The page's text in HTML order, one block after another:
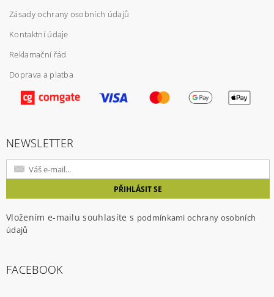
Vložením hodnocení souhlasíte spodmínkami
ochrany osobních údajů
Zásady ochrany osobních údajů
Kontaktní údaje
Reklamační řád
Doprava a platba
NEWSLETTER
Vložením e-mailu souhlasíte s podmínkami ochrany osobních
údajů
FACEBOOK